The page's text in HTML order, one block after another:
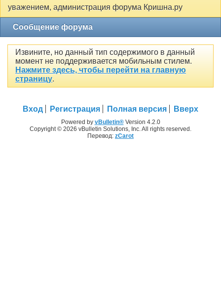
уважением, администрация форума Кришна.ру
Сообщение форума
Извините, но данный тип содержимого в данный
момент не поддерживается мобильным стилем.
Нажмите здесь, чтобы перейти на главную
страницу.
Вход Регистрация Полная версия Вверх
Powered by vBulletin®Version 4.2.0
Copyright © 2026 vBulletin Solutions, Inc. All rights reserved.
Перевод: zCarot